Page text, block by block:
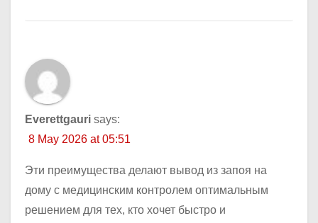
Everettgauri says:
8 May 2026 at 05:51
Эти преимущества делают вывод из запоя на
дому с медицинским контролем оптимальным
решением для тех, кто хочет быстро и